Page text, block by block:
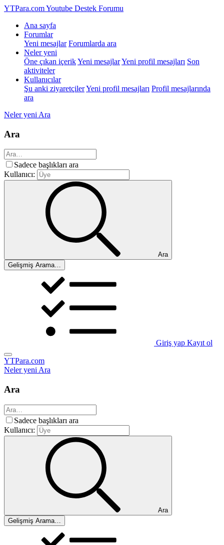
YTPara.comYoutube Destek Forumu
Ana sayfa
Forumlar
Yeni mesajlar Forumlarda ara
Neler yeni
Öne çıkan içerikYeni mesajlarYeni profil mesajları Son
aktiviteler
Kullanıcılar
Şu anki ziyaretçilerYeni profil mesajları Profil mesajlarında
ara
Neler yeni Ara
Ara
Sadece başlıkları ara
Kullanıcı:
Ara
Gelişmiş Arama…
Giriş yap Kayıt ol
YTPara.com
Neler yeniAra
Ara
Sadece başlıkları ara
Kullanıcı:
Ara
Gelişmiş Arama…